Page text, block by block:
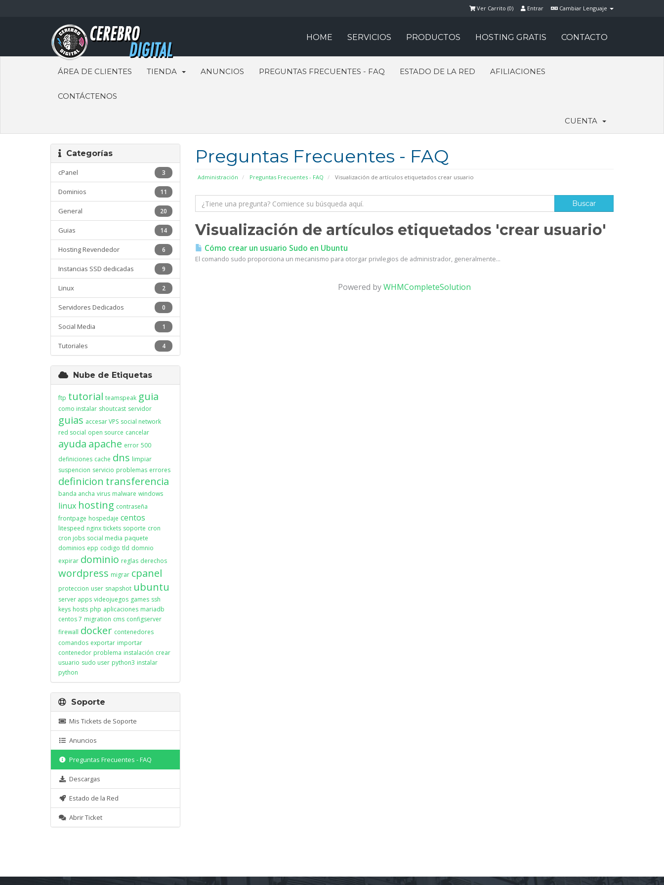
Cambiar Lenguaje
Entrar
Ver Carrito (0)
HOME SERVICIOS PRODUCTOS HOSTING GRATIS CONTACTO
ÁREA DE CLIENTES TIENDA ANUNCIOS PREGUNTAS FRECUENTES - FAQ ESTADO DE LA RED AFILIACIONES
CONTÁCTENOS
CUENTA
Preguntas Frecuentes - FAQ
Administración Preguntas Frecuentes - FAQ Visualización de artículos etiquetados crear usuario
Categorías
3
cPanel
11
Dominios
20
General
14
Guias
6
Hosting Revendedor
9
Instancias SSD dedicadas
2
Linux
0
Servidores Dedicados
1
Social Media
4
Tutoriales
Visualización de artículos etiquetados 'crear usuario'
Cómo crear un usuario Sudo en Ubuntu
El comando sudo proporciona un mecanismo para otorgar privilegios de administrador, generalmente...
Powered byWHMCompleteSolution
Nube de Etiquetas
ftp tutorial teamspeak guia
como instalar shoutcast servidor
guias accesar VPS social network
red social open source cancelar
ayuda apache error 500
definiciones cache dns limpiar
suspencion servicio problemas errores
definicion transferencia
banda ancha virus malware windows
linux hosting contraseña
frontpage hospedaje centos
litespeed nginx tickets soporte cron
cron jobs social media paquete
dominios epp codigo tld domnio
expirar dominio reglas derechos
wordpress migrar cpanel
proteccion user snapshot ubuntu
server apps videojuegos games ssh
keys hosts php aplicaciones mariadb
centos 7 migration cms configserver
firewall docker contenedores
comandos exportar importar
contenedor problema instalación crear
usuario sudo user python3 instalar
python
Soporte
Mis Tickets de Soporte
Anuncios
Preguntas Frecuentes - FAQ
Descargas
Estado de la Red
Abrir Ticket